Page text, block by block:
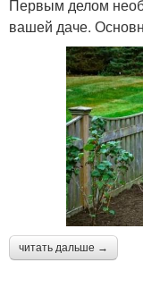
Первым делом
вашей даче.
читать дальше →